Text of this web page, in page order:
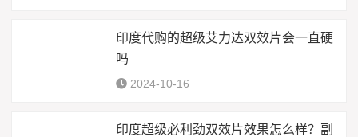
印度代购的超级艾力达双效片会一直硬
吗
2024-10-16
印度超级必利劲双效片效果怎么样？副